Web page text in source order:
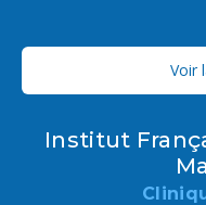
Voir
Institut